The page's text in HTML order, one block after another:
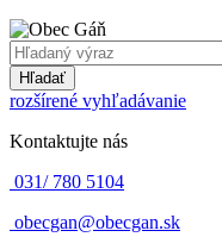
Hľadať
rozšírené vyhľadávanie
Kontaktujte nás
031/ 780 5104
obecgan@obecgan.sk